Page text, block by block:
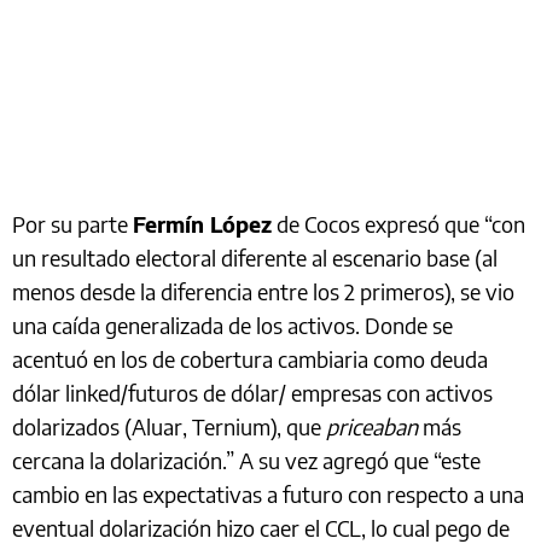
Por su parte Fermín Lópezde Cocos expresó que “con
un resultado electoral diferente al escenario base (al
menos desde la diferencia entre los 2 primeros), se vio
una caída generalizada de los activos. Donde se
acentuó en los de cobertura cambiaria como deuda
dólar linked/futuros de dólar/ empresas con activos
dolarizados (Aluar, Ternium), que priceabanmás
cercana la dolarización.” A su vez agregó que “este
cambio en las expectativas a futuro con respecto a una
eventual dolarización hizo caer el CCL, lo cual pego de